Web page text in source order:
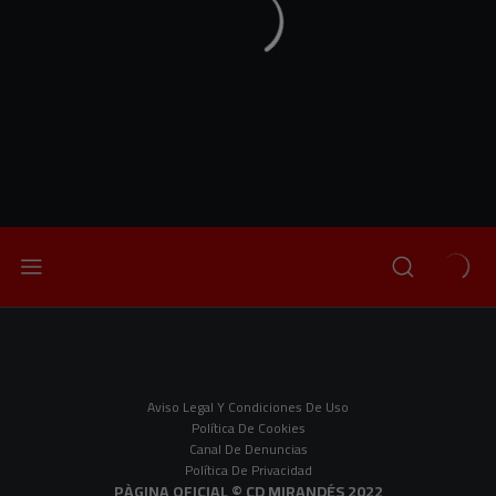
Aviso Legal Y Condiciones De Uso
Política De Cookies
Canal De Denuncias
Política De Privacidad